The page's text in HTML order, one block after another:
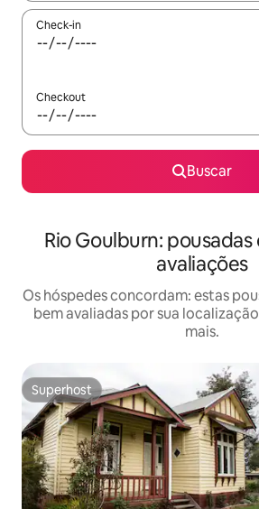
Check-in
Checkout
Buscar
Rio Goulburn:
avaliações
Os hóspedes concordam: estas
bem avaliadas por sua
mais.
Superhost
Superhost